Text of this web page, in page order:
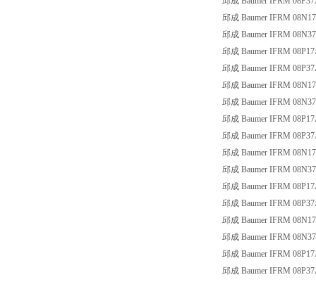
邱成 Baumer IFRM
邱成 Baumer IFRM
邱成 Baumer IFRM
邱成 Baumer IFRM
邱成 Baumer IFRM
邱成 Baumer IFRM
邱成 Baumer IFRM
邱成 Baumer IFRM
邱成 Baumer IFRM
邱成 Baumer IFRM
邱成 Baumer IFRM
邱成 Baumer IFRM
邱成 Baumer IFRM
邱成 Baumer IFRM
邱成 Baumer IFRM
邱成 Baumer IFRM